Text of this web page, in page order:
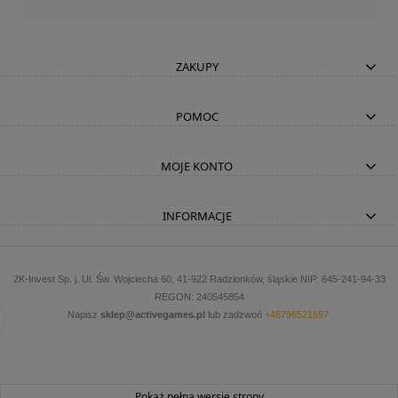
ZAKUPY
POMOC
MOJE KONTO
INFORMACJE
2K-Invest Sp. j. Ul. Św. Wojciecha 60, 41-922 Radzionków, śląskie NIP: 645-241-94-33
REGON: 240545854
Napisz sklep@activegames.pl lub zadzwoń +48796521697